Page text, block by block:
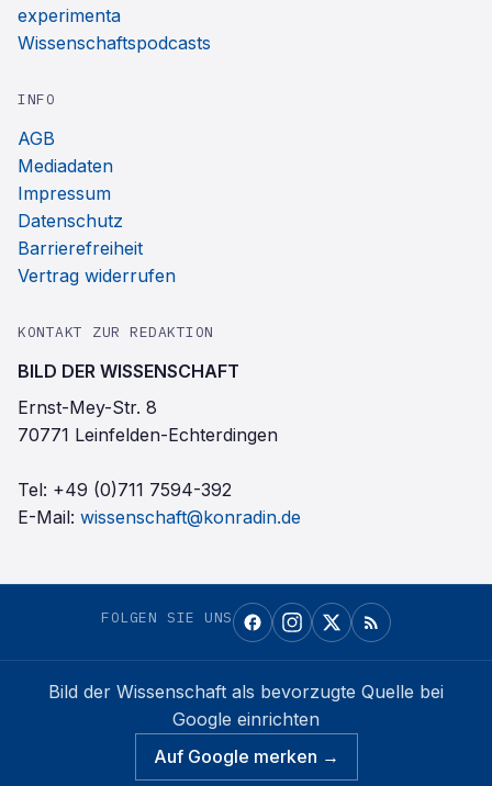
experimenta
Wissenschaftspodcasts
INFO
AGB
Mediadaten
Impressum
Datenschutz
Barrierefreiheit
Vertrag widerrufen
KONTAKT ZUR REDAKTION
BILD DER WISSENSCHAFT
Ernst-Mey-Str. 8
70771 Leinfelden-Echterdingen
Tel: +49 (0)711 7594-392
E-Mail: wissenschaft@konradin.de
FOLGEN SIE UNS
Bild der Wissenschaft als bevorzugte Quelle bei
Google einrichten
Auf Google merken →